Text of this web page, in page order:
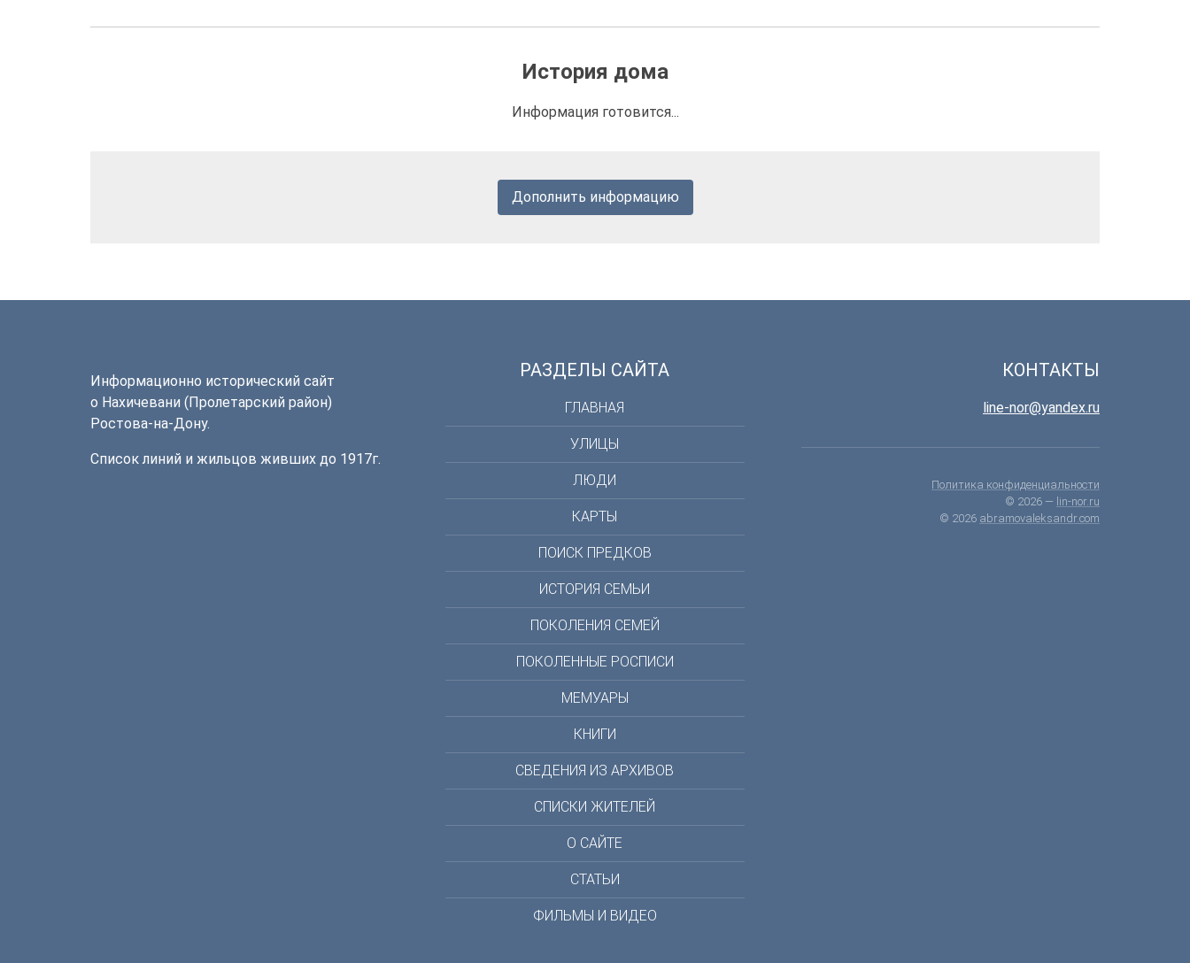
История дома
Информация готовится...
Дополнить информацию
Информационно исторический сайт
о Нахичевани (Пролетарский район)
Ростова-на-Дону.
Список линий и жильцов живших до 1917г.
РАЗДЕЛЫ САЙТА
ГЛАВНАЯ
УЛИЦЫ
ЛЮДИ
КАРТЫ
ПОИСК ПРЕДКОВ
ИСТОРИЯ СЕМЬИ
ПОКОЛЕНИЯ СЕМЕЙ
ПОКОЛЕННЫЕ РОСПИСИ
МЕМУАРЫ
КНИГИ
СВЕДЕНИЯ ИЗ АРХИВОВ
СПИСКИ ЖИТЕЛЕЙ
О САЙТЕ
СТАТЬИ
ФИЛЬМЫ И ВИДЕО
КОНТАКТЫ
line-nor@yandex.ru
Политика конфиденциальности
© 2026 — lin-nor.ru
© 2026 abramovaleksandr.com